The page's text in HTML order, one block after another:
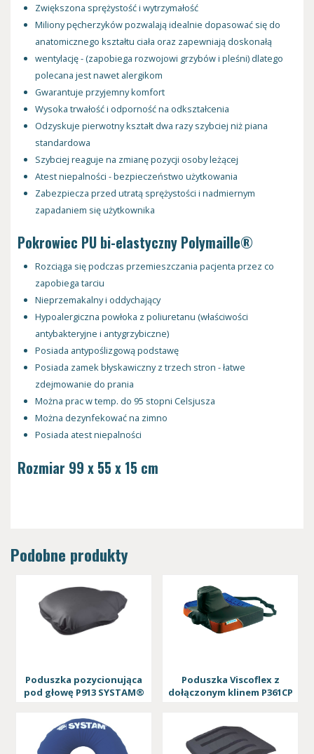
Zwiększona sprężystość i wytrzymałość
Miliony pęcherzyków pozwalają idealnie dopasować się do
anatomicznego kształtu ciała oraz zapewniają doskonałą
wentylację - (zapobiega rozwojowi grzybów i pleśni) dlatego
polecana jest nawet alergikom
Gwarantuje przyjemny komfort
Wysoka trwałość i odporność na odkształcenia
Odzyskuje pierwotny kształt dwa razy szybciej niż piana
standardowa
Szybciej reaguje na zmianę pozycji osoby leżącej
Atest niepalności - bezpieczeństwo użytkowania
Zabezpiecza przed utratą sprężystości i nadmiernym
zapadaniem się użytkownika
Pokrowiec PU bi-elastyczny Polymaille®
Rozciąga się podczas przemieszczania pacjenta przez co
zapobiega tarciu
Nieprzemakalny i oddychający
Hypoalergiczna powłoka z poliuretanu (właściwości
antybakteryjne i antygrzybiczne)
Posiada antypoślizgową podstawę
Posiada zamek błyskawiczny z trzech stron - łatwe
zdejmowanie do prania
Można prac w temp. do 95 stopni Celsjusza
Można dezynfekować na zimno
Posiada atest niepalności
Rozmiar 99 x 55 x 15 cm
Podobne produkty
Poduszka pozycionująca
pod głowę P913 SYSTAM®
Poduszka Viscoflex z
dołączonym klinem P361CP